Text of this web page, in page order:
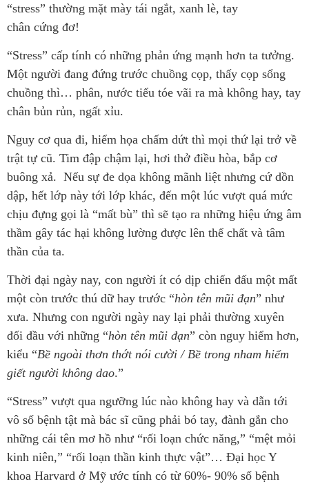
“stress” thường mặt mày tái ngắt, xanh lè, tay
chân cứng đơ!
“Stress” cấp tính có những phản ứng mạnh hơn ta tưởng.
Một người đang đứng trước chuồng cọp, thấy cọp sổng
chuồng thì… phân, nước tiểu tóe vãi ra mà không hay, tay
chân bủn rủn, ngất xỉu.
Nguy cơ qua đi, hiểm họa chấm dứt thì mọi thứ lại trở về
trật tự cũ. Tim đập chậm lại, hơi thở điều hòa, bắp cơ
buông xả. Nếu sự đe dọa không mãnh liệt nhưng cứ dồn
dập, hết lớp này tới lớp khác, đến một lúc vượt quá mức
chịu đựng gọi là “mất bù” thì sẽ tạo ra những hiệu ứng âm
thầm gây tác hại không lường được lên thể chất và tâm
thần của ta.
Thời đại ngày nay, con người ít có dịp chiến đấu một mất
một còn trước thú dữ hay trước “hòn tên mũi đạn” như
xưa. Nhưng con người ngày nay lại phải thường xuyên
đối đầu với những “hòn tên mũi đạn” còn nguy hiểm hơn,
kiểu “Bề ngoài thơn thớt nói cười / Bề trong nham hiểm
giết người không dao.”
“Stress” vượt qua ngưỡng lúc nào không hay và dẫn tới
vô số bệnh tật mà bác sĩ cũng phải bó tay, đành gắn cho
những cái tên mơ hồ như “rối loạn chức năng,” “mệt mỏi
kinh niên,” “rối loạn thần kinh thực vật”… Đại học Y
khoa Harvard ở Mỹ ước tính có từ 60%- 90% số bệnh